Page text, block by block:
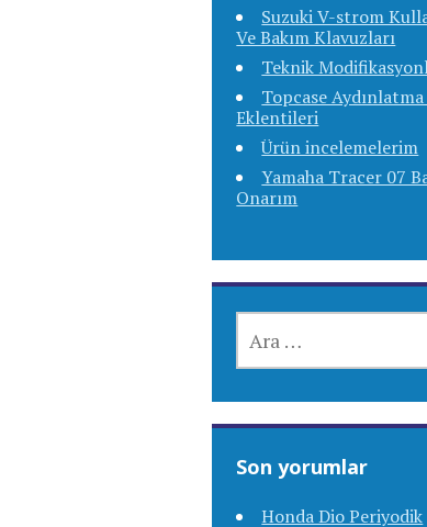
Suzuki V-strom
Ve Bakım Klavuzları
Teknik
Topcase
Eklentileri
Ürün incelemelerim
Yamaha Tracer 07
Onarım
Son yorumlar
Honda Dio Periyodik